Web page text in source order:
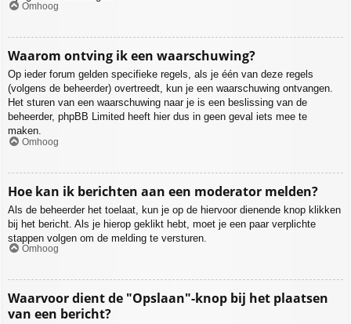
Omhoog
Waarom ontving ik een waarschuwing?
Op ieder forum gelden specifieke regels, als je één van deze regels
(volgens de beheerder) overtreedt, kun je een waarschuwing ontvangen.
Het sturen van een waarschuwing naar je is een beslissing van de
beheerder, phpBB Limited heeft hier dus in geen geval iets mee te
maken.
Omhoog
Hoe kan ik berichten aan een moderator melden?
Als de beheerder het toelaat, kun je op de hiervoor dienende knop klikken
bij het bericht. Als je hierop geklikt hebt, moet je een paar verplichte
stappen volgen om de melding te versturen.
Omhoog
Waarvoor dient de "Opslaan"-knop bij het plaatsen
van een bericht?